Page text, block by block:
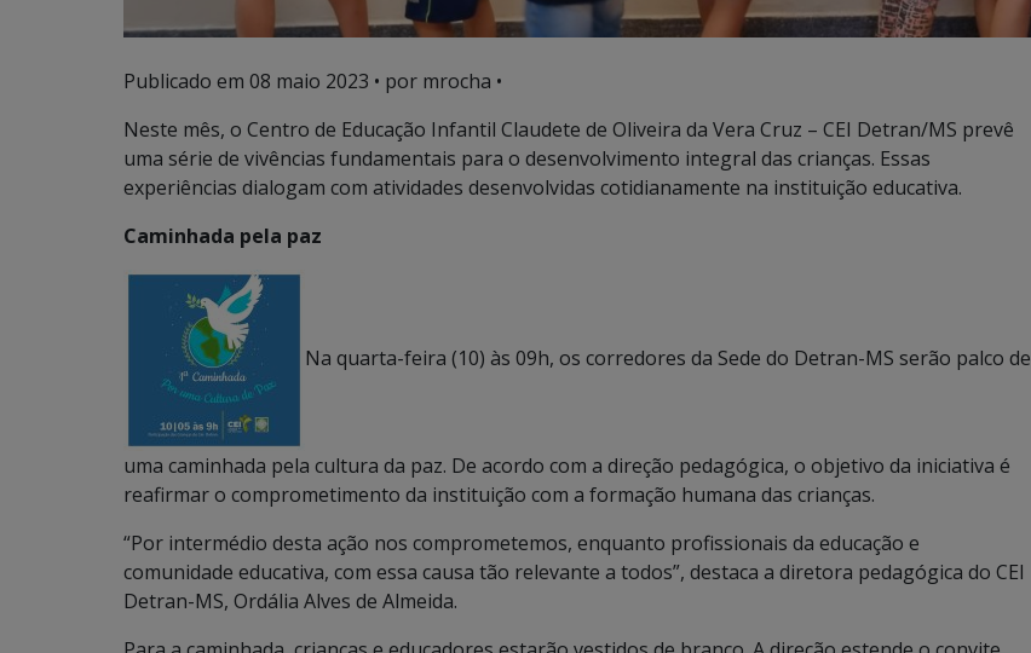
Publicado em 08 maio 2023 • por mrocha •
Neste mês, o Centro de Educação Infantil Claudete de Oliveira da Vera Cruz – CEI Detran/MS prevê
uma série de vivências fundamentais para o desenvolvimento integral das crianças. Essas
experiências dialogam com atividades desenvolvidas cotidianamente na instituição educativa.
Caminhada pela paz
Na quarta-feira (10) às 09h, os corredores da Sede do Detran-MS serão palco de
uma caminhada pela cultura da paz. De acordo com a direção pedagógica, o objetivo da iniciativa é
reafirmar o comprometimento da instituição com a formação humana das crianças.
“Por intermédio desta ação nos comprometemos, enquanto profissionais da educação e
comunidade educativa, com essa causa tão relevante a todos”, destaca a diretora pedagógica do CEI
Detran-MS, Ordália Alves de Almeida.